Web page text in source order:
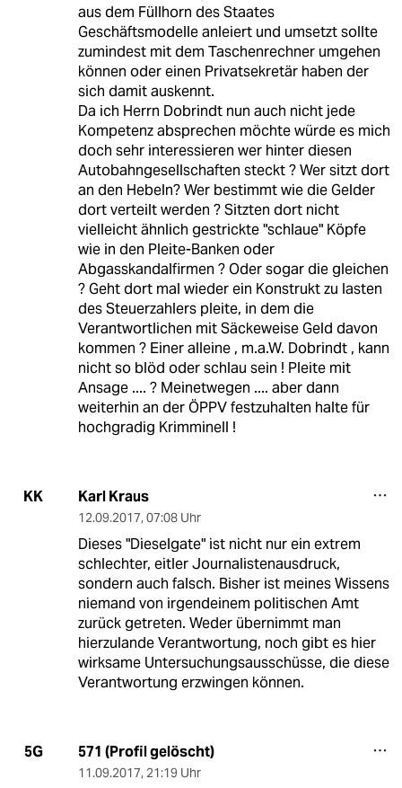
aus dem Füllhorn des Staates
Geschäftsmodelle anleiert und umsetzt sollte
zumindest mit dem Taschenrechner umgehen
können oder einen Privatsekretär haben der
sich damit auskennt.
Da ich Herrn Dobrindt nun auch nicht jede
Kompetenz absprechen möchte würde es mich
doch sehr interessieren wer hinter diesen
Autobahngesellschaften steckt ? Wer sitzt dort
an den Hebeln? Wer bestimmt wie die Gelder
dort verteilt werden ? Sitzten dort nicht
vielleicht ähnlich gestrickte "schlaue" Köpfe
wie in den Pleite-Banken oder
Abgasskandalfirmen ? Oder sogar die gleichen
? Geht dort mal wieder ein Konstrukt zu lasten
des Steuerzahlers pleite, in dem die
Verantwortlichen mit Säckeweise Geld davon
kommen ? Einer alleine , m.a.W. Dobrindt , kann
nicht so blöd oder schlau sein ! Pleite mit
Ansage .... ? Meinetwegen .... aber dann
weiterhin an der ÖPPV festzuhalten halte für
hochgradig Krimminell !
KK Karl Kraus
12.09.2017, 07:08 Uhr
Dieses "Dieselgate" ist nicht nur ein extrem
schlechter, eitler Journalistenausdruck,
sondern auch falsch. Bisher ist meines Wissens
niemand von irgendeinem politischen Amt
zurück getreten. Weder übernimmt man
hierzulande Verantwortung, noch gibt es hier
wirksame Untersuchungsausschüsse, die diese
Verantwortung erzwingen können.
5G 571 (Profil gelöscht)
11.09.2017, 21:19 Uhr